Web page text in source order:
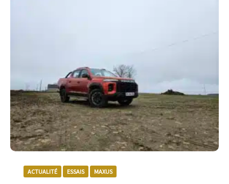
ACTUALITÉ ESSAIS MAXUS